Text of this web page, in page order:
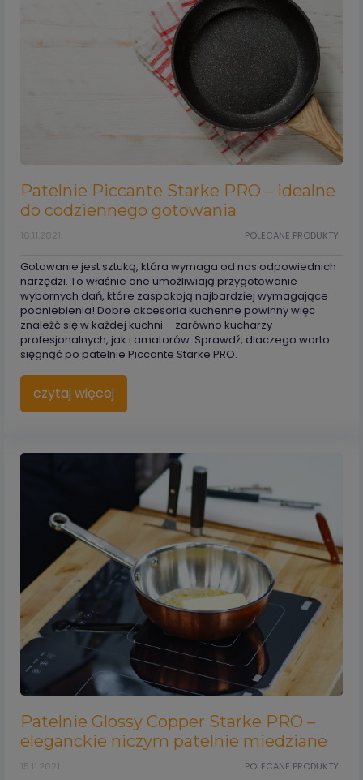
Patelnie Piccante Starke PRO – idealne
do codziennego gotowania
POLECANE PRODUKTY
16.11.2021
Gotowanie jest sztuką, która wymaga od nas odpowiednich
narzędzi. To właśnie one umożliwiają przygotowanie
wybornych dań, które zaspokoją najbardziej wymagające
podniebienia! Dobre akcesoria kuchenne powinny więc
znaleźć się w każdej kuchni – zarówno kucharzy
profesjonalnych, jak i amatorów. Sprawdź, dlaczego warto
sięgnąć po patelnie Piccante Starke PRO.
czytaj więcej
Patelnie Glossy Copper Starke PRO –
eleganckie niczym patelnie miedziane
POLECANE PRODUKTY
15.11.2021